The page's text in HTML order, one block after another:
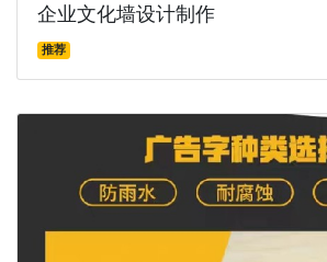
企业文化墙设计制作
推荐